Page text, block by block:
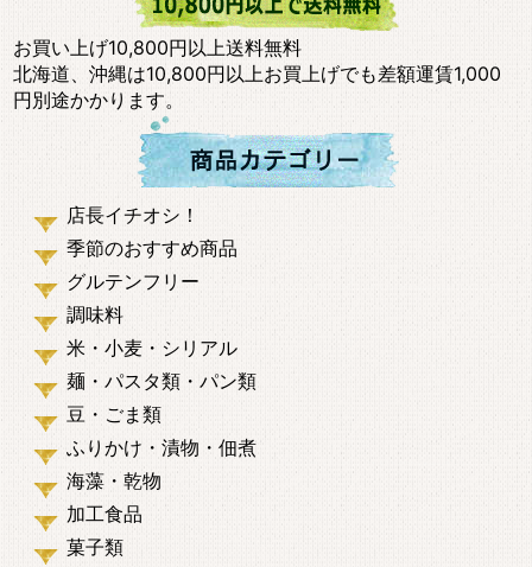
お買い上げ10,800円以上送料無料
北海道、沖縄は10,800円以上お買上げでも差額運賃1,000
円別途かかります。
店長イチオシ！
季節のおすすめ商品
グルテンフリー
調味料
米・小麦・シリアル
麺・パスタ類・パン類
豆・ごま類
ふりかけ・漬物・佃煮
海藻・乾物
加工食品
菓子類